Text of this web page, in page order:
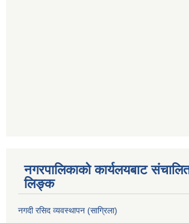
नगरपालिकाको कार्यलयबाट
लिङ्क
नगदी रसिद व्यवस्थापन (साग्रिला)